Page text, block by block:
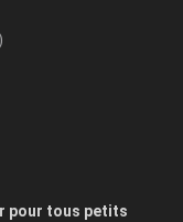
pour tous petits